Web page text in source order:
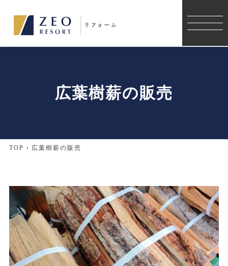
コンセプト
リノベーション
店舗デザイン・店舗改装
薪ストーブのメンテナンス
庭手入れの総合サービス
広葉樹薪の販売
TOP › 広葉樹薪の販売